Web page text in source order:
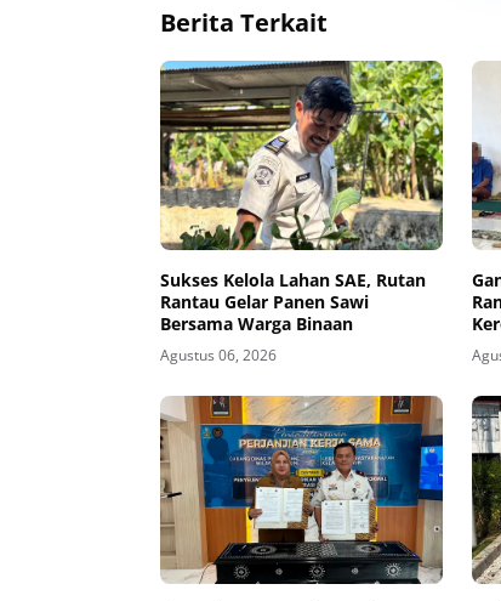
Berita Terkait
Sukses Kelola Lahan SAE, Rutan
Rantau Gelar Panen Sawi
Bersama Warga Binaan
Agustus 06, 2026